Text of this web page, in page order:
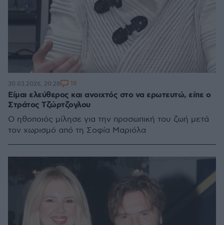
Είμαι ελεύθερος και ανοιχτός στο να ερωτευτώ, είπε ο
Στράτος Τζώρτζογλου
Ο ηθοποιός μίλησε για την προσωπική του ζωή μετά
τον χωρισμό από τη Σοφία Μαριόλα
30.03.2026, 20:28 18